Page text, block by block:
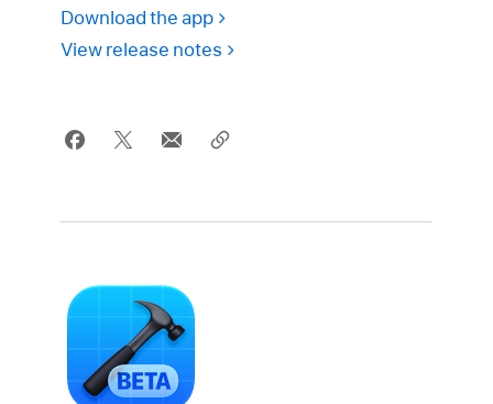
Download the app
View release notes